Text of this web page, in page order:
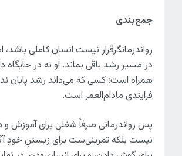
جمع‌بندی
رواندرمانگرقرار نیست انسان کاملی
در مسیر رشد باقی بماند. او نه در جایگاه
همراه است؛ کسی که می‌داند رشد پایان
فرایندی مادام‌العمر است.
پس رواندرمانی صرفاً شغلی برای آموزش و
نیست بلکه تمرینی‌ست برای زیستنِ خودِ